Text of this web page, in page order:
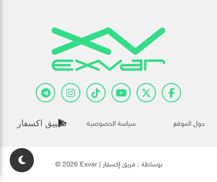
حول الموقع سياسة الخصوصية تطبيق اكسفار
© 2026 Exvar | بوساطة : فريق إكسفار